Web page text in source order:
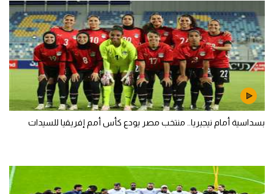
بسداسية أمام نيجيريا.. منتخب مصر يودع كأس أمم إفريقيا للسيدات